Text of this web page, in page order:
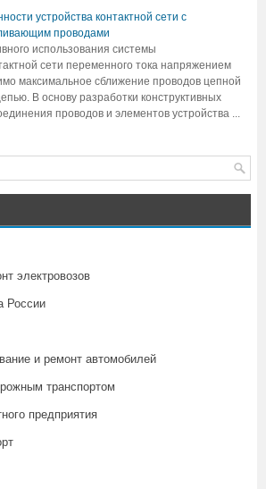
устройства контактной сети с
проводами
использования системы
сети переменного тока напряжением
максимальное сближение проводов цепной
В основу разработки конструктивных
проводов и элементов устройства ...
электровозов
России
и ремонт автомобилей
транспортом
предприятия